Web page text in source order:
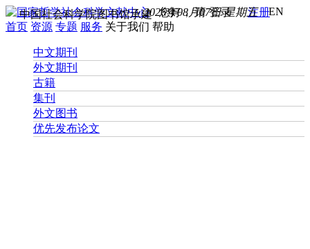
您好， 请登录 注册EN
2026年08月07日 星期五
中国社会科学院图书馆承建
首页 资源 专题 服务 关于我们 帮助
中文期刊
外文期刊
古籍
集刊
外文图书
优先发布论文